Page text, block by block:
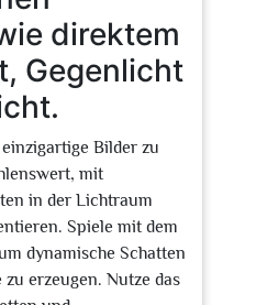
direktem
Gegenlicht
Bilder zu
mit
in der Lichtraum
Spiele mit dem
dynamische Schatten
erzeugen. Nutze das